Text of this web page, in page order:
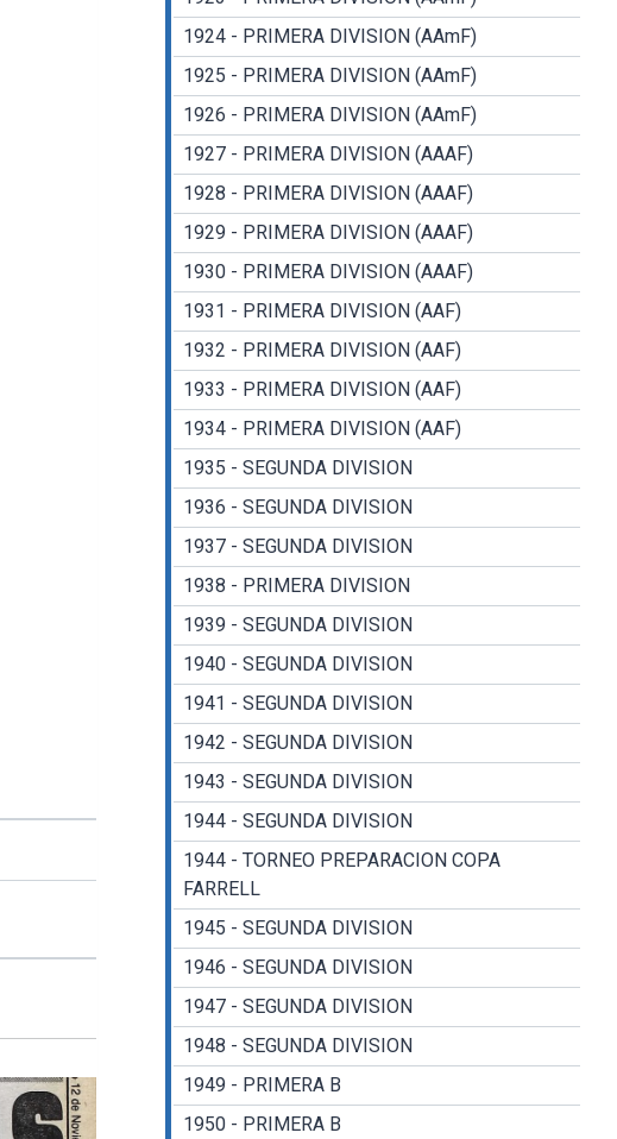
1924 - PRIMERA DIVISION (AAmF)
1925 - PRIMERA DIVISION (AAmF)
1926 - PRIMERA DIVISION (AAmF)
1927 - PRIMERA DIVISION (AAAF)
1928 - PRIMERA DIVISION (AAAF)
1929 - PRIMERA DIVISION (AAAF)
1930 - PRIMERA DIVISION (AAAF)
1931 - PRIMERA DIVISION (AAF)
1932 - PRIMERA DIVISION (AAF)
1933 - PRIMERA DIVISION (AAF)
1934 - PRIMERA DIVISION (AAF)
1935 - SEGUNDA DIVISION
1936 - SEGUNDA DIVISION
1937 - SEGUNDA DIVISION
1938 - PRIMERA DIVISION
1939 - SEGUNDA DIVISION
1940 - SEGUNDA DIVISION
1941 - SEGUNDA DIVISION
1942 - SEGUNDA DIVISION
1943 - SEGUNDA DIVISION
1944 - SEGUNDA DIVISION
1944 - TORNEO PREPARACION COPA
FARRELL
1945 - SEGUNDA DIVISION
1946 - SEGUNDA DIVISION
1947 - SEGUNDA DIVISION
1948 - SEGUNDA DIVISION
1949 - PRIMERA B
1950 - PRIMERA B